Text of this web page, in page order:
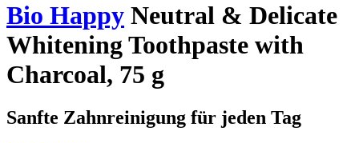
Bio Happy Neutral & Delicate
Whitening Toothpaste with
Charcoal, 75 g
Sanfte Zahnreinigung für jeden Tag